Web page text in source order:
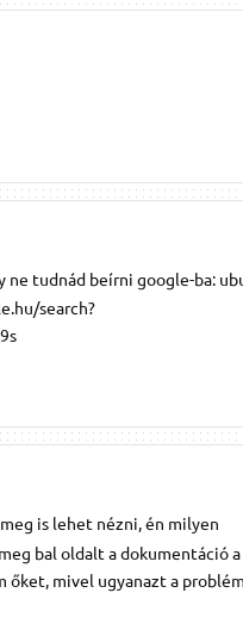
ne tudnád beírni google-ba:
search?
is lehet nézni, én milyen
bal oldalt a dokumentáció a
őket, mivel ugyanazt a